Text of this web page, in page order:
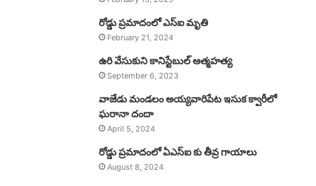
రోడ్డు ప్రమాదంలో ఎస్ఐ మృతి
February 21, 2024
ఉరి వేసుకుని కానిస్టేబుల్ ఆత్మహత్య
September 6, 2023
వాజేడు మండలం అయ్యవారిపేట ఇసుక క్వారీలో
ఘరానా దందా
April 5, 2024
రోడ్డు ప్రమాదంలో ఏఎస్ఐ కు తీవ్ర గాయాలు
August 8, 2024